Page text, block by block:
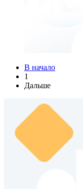
В начало
1
Дальше